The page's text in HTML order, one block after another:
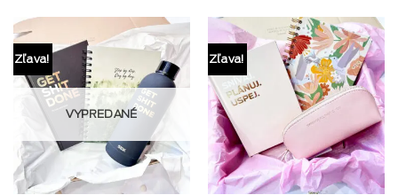
Zľava!
VYPREDANÉ
Zľava!